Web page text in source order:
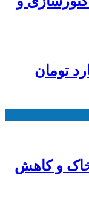
میلیارد تومان
و کاهش